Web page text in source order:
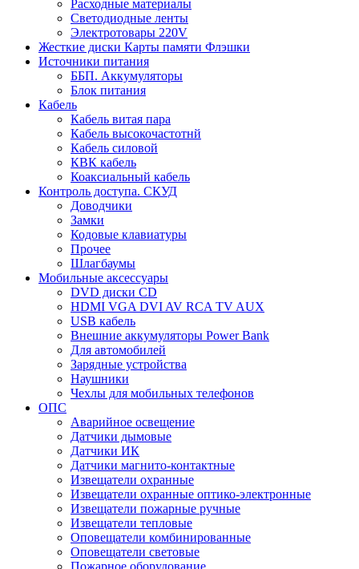
Расходные материалы
Светодиодные ленты
Электротовары 220V
Жесткие диски Карты памяти Флэшки
Источники питания
ББП. Аккумуляторы
Блок питания
Кабель
Кабель витая пара
Кабель высокочастотнй
Кабель силовой
КВК кабель
Коаксиальный кабель
Контроль доступа. СКУД
Доводчики
Замки
Кодовые клавиатуры
Прочее
Шлагбаумы
Мобильные аксессуары
DVD диски CD
HDMI VGA DVI AV RCA TV AUX
USB кабель
Внешние аккумуляторы Power Bank
Для автомобилей
Зарядные устройства
Наушники
Чехлы для мобильных телефонов
ОПС
Аварийное освещение
Датчики дымовые
Датчики ИК
Датчики магнито-контактные
Извещатели охранные
Извещатели охранные оптико-электронные
Извещатели пожарные ручные
Извещатели тепловые
Оповещатели комбинированные
Оповещатели световые
Пожарное оборудование